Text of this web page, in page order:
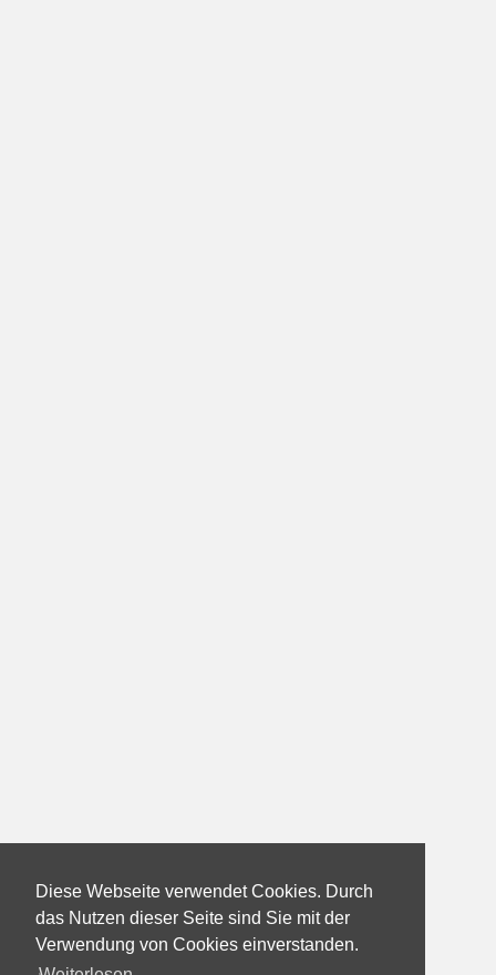
Diese Webseite verwendet Cookies. Durch
das Nutzen dieser Seite sind Sie mit der
Verwendung von Cookies einverstanden.